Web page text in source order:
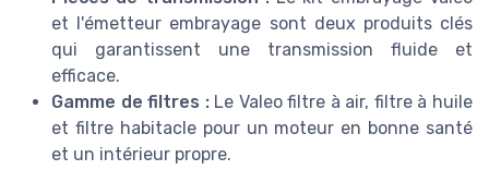
et l'émetteur embrayage sont deux produits clés
qui garantissent une transmission fluide et
efficace.
Gamme de filtres :Le Valeo filtre à air, filtre à huile
et filtre habitacle pour un moteur en bonne santé
et un intérieur propre.